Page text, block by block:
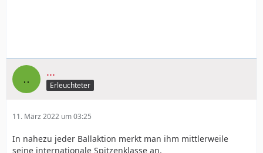
...
Erleuchteter
11. März 2022 um 03:25
In nahezu jeder Ballaktion merkt man ihm mittlerweile
seine internationale Spitzenklasse an.